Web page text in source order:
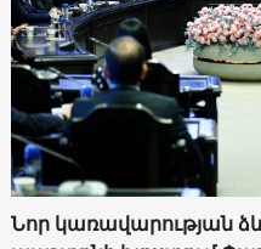
Նոր կառավարության